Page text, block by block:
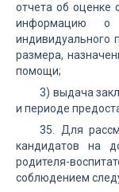
отчета об оценке
информацию о
размера,
помощи;
3) выдача
и периоде
35. Для
кандидатов на
родителя-
соблюдением